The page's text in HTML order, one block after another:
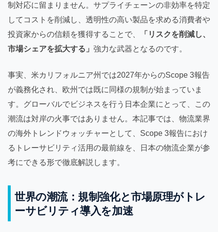
制対応に留まりません。サプライチェーンの非効率を特定
してコストを削減し、透明性の高い製品を求める消費者や
投資家からの信頼を獲得することで、
「リスクを削減し、
市場シェアを拡大する」 強力な武器となるのです。
事実、米カリフォルニア州では2027年からのScope 3報告
が義務化され、欧州では既に同様の規制が始まっていま
す。グローバルでビジネスを行う日本企業にとって、この
潮流は対岸の火事ではありません。本記事では、物流業界
の海外トレンドウォッチャーとして、Scope 3報告におけ
るトレーサビリティ活用の最前線を、日本の物流企業が参
考にできる形で徹底解説します。
世界の潮流：規制強化と市場原理がトレ
ーサビリティ導入を加速